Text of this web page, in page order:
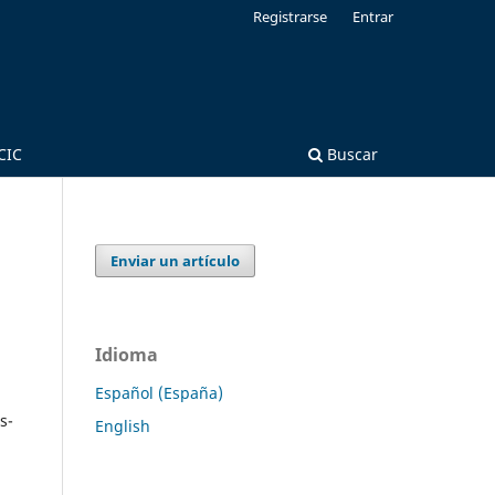
Buscar
Registrarse Entrar
Enviar un artículo
Idioma
Español (España)
English